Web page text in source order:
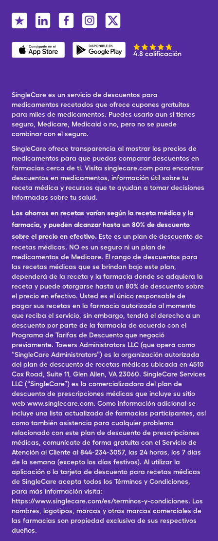
4.8 calificación
SingleCare es un servicio de descuentos para
medicamentos recetados que ofrece cupones gratuitos
para miles de medicamentos. Puedes usarlo aun si tienes
seguro, Medicare, Medicaid o no, pero no se puede
combinar con el seguro.
SingleCare ofrece transparencia al mostrar los precios de
medicamentos para que puedas comparar descuentos en
farmacias cerca de ti. Visita singlecare.com para encontrar
descuentos en medicamentos, información útil sobre tu
receta médica y recursos que te ayudan a tomar decisiones
informadas sobre tu salud.
Los ahorros en recetas varían según la receta médica y la
farmacia, y pueden alcanzar hasta un 80% de descuento
sobre el precio en efectivo. Este es un plan de descuento de
recetas médicas. NO es un seguro ni un plan de
medicamentos de Medicare. El rango de descuentos para
las recetas médicas que se brindan bajo este plan,
dependerá de la receta y la farmacia donde se adquiera la
receta y puede otorgarse hasta un 80% de descuento sobre
el precio en efectivo. Usted es el único responsable de
pagar sus recetas en la farmacia autorizada al momento
que reciba el servicio, sin embargo, tendrá el derecho a un
descuento por parte de la farmacia de acuerdo con el
Programa de Tarifas de Descuento que negoció
previamente. Towers Administrators LLC (que opera como
“SingleCare Administrators”) es la organización autorizada
del plan de descuento de recetas médicas ubicada en 4510
Cox Road, Suite 11, Glen Allen, VA 23060. SingleCare Services
LLC (“SingleCare”) es la comercializadora del plan de
descuento de prescripciones médicas que incluye su sitio
web www.singlecare.com. Como información adicional se
incluye una lista actualizada de farmacias participantes, así
como también asistencia para cualquier problema
relacionado con este plan de descuento de prescripciones
médicas, comunícate de forma gratuita con el Servicio de
Atención al Cliente al 844-234-3057, las 24 horas, los 7 días
de la semana (excepto los días festivos). Al utilizar la
aplicación o la tarjeta de descuento para recetas médicas
de SingleCare acepta todos los Términos y Condiciones,
para más información visita:
https://www.singlecare.com/es/terminos-y-condiciones. Los
nombres, logotipos, marcas y otras marcas comerciales de
las farmacias son propiedad exclusiva de sus respectivos
dueños.